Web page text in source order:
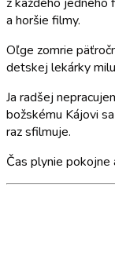
a horšie filmy.
Oľge zomrie
detskej lekárky
Ja radšej
božskému Kájovi
raz sfilmuje.
Čas plynie pokojne